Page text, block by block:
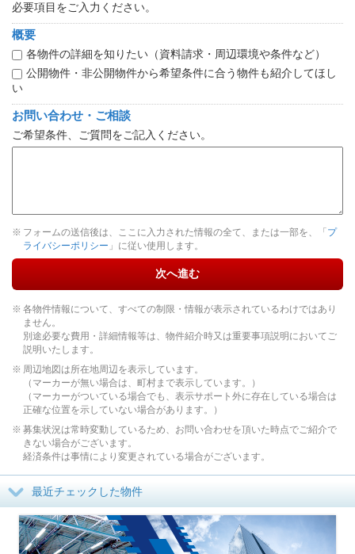
必要項目をご入力ください。
概要
各物件の詳細を知りたい（資料請求・周辺環境や条件など）
公開物件・非公開物件から希望条件に合う物件も紹介してほし
い
お問い合わせ・ご相談
ご希望条件、ご質問をご記入ください。
フォームの送信後は、ここに入力された情報の全て、または一部を、「 プ
ライバシーポリシー 」に従い使用します。
次へ進む
各物件情報について、すべての制限・情報が表示されているわけではあり
ません。
別途必要な費用・詳細情報等は、物件紹介時又は重要事項説明においてご
説明いたします。
周辺地図は所在地周辺を表示しています。
（マーカーが無い場合は、町村まで表示しています。）
（マーカーがついている場合でも、表示サポート外に存在している場合は
正確な位置を示していない場合があります。）
募集状況は常時変動しているため、お問い合わせを頂いた時点でご紹介で
きない場合がございます。
経済条件は事情により変更されている場合がございます。
最近チェックした物件